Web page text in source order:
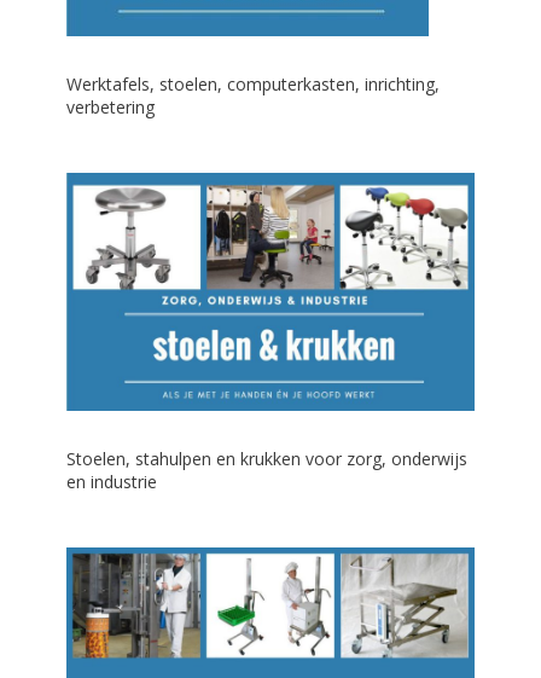
Werktafels, stoelen, computerkasten, inrichting,
verbetering
Stoelen, stahulpen en krukken voor zorg, onderwijs
en industrie